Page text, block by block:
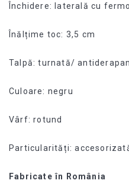
Închidere: laterală cu
Înălțime toc: 3,5 cm
Talpă: turnată/
Culoare: negru
Vârf: rotund
Particularități:
Fabricate în România